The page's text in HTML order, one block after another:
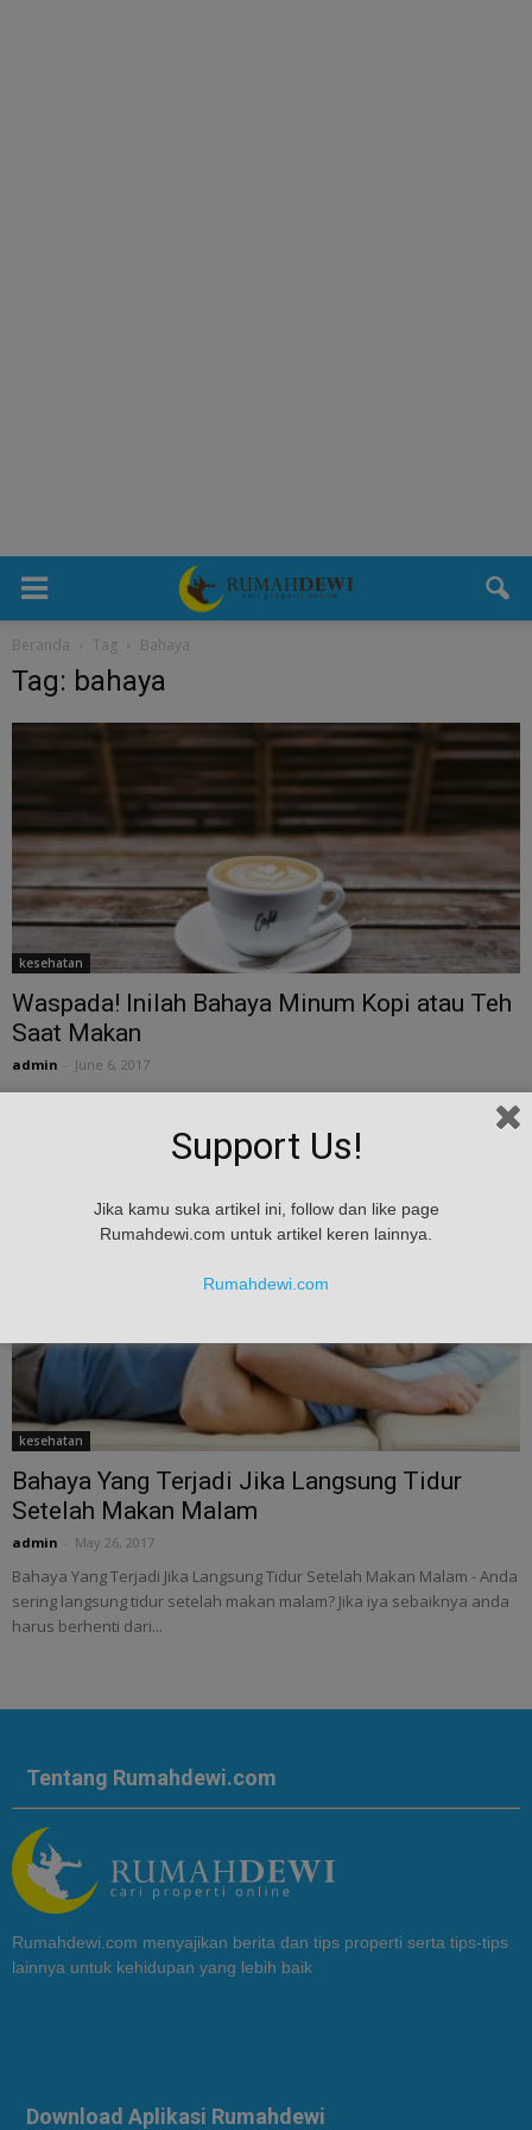
Beranda Tag Bahaya
Tag: bahaya
kesehatan
Waspada! Inilah Bahaya Minum Kopi atau Teh
Saat Makan
admin June 6, 2017
Waspada! Inilah Bahaya Minum Kopi atau Teh Saat Makan - Sering kali
kita memadukan makanan kita dengan teh atau kopi. Tahukah anda
kesehatan
Bahaya Yang Terjadi Jika Langsung Tidur
Setelah Makan Malam
admin May 26, 2017
Bahaya Yang Terjadi Jika Langsung Tidur Setelah Makan Malam - Anda
sering langsung tidur setelah makan malam? Jika iya sebaiknya anda
harus berhenti dari...
Tentang Rumahdewi.com
Rumahdewi.com menyajikan berita dan tips properti serta tips-tips
lainnya untuk kehidupan yang lebih baik
Download Aplikasi Rumahdewi
Support Us!
Jika kamu suka artikel ini, follow dan like page
Rumahdewi.com untuk artikel keren lainnya.
Rumahdewi.com